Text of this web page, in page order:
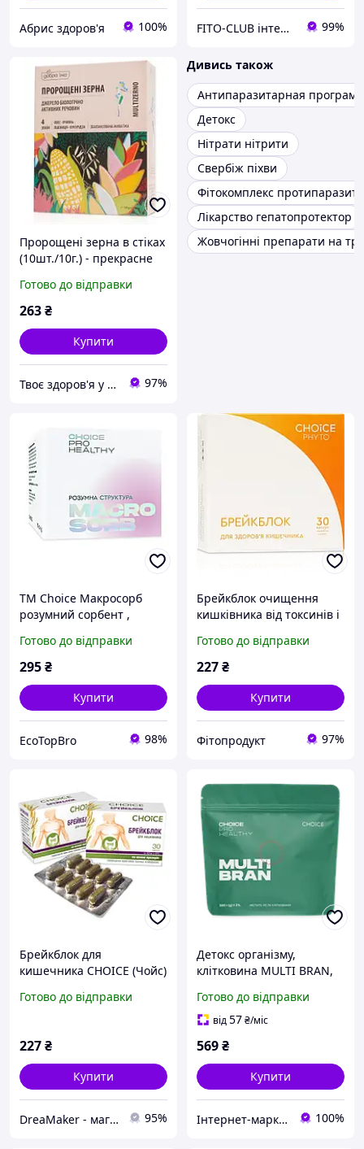
Абрис здоров'я 100% FITO-CLUB інтернет-магазин 99%
Пророщені зерна в стіках
(10шт./10г.) - прекрасне
корисних речовин.
Готово до відправки
263₴
Купити
Твоє здоров'я у твоїх руках! 97%
Дивись також
Антипаразитарная програма
Детокс
Нітрати нітрити
Свербіж піхви
Фітокомплекс
Лікарство гепатопротектор
Жовчогінні препарати на
ТМ Choice Макросорб
розумний сорбент ,
Готово до відправки
295₴
Купити
EcoTopBro 98%
Брейкблок очищення
кишківника від токсинів і
капсул CHOICE
Готово до відправки
227₴
Купити
Фітопродукт 97%
Брейкблок для
кишечника CHOICE (Чойс)
Готово до відправки
227₴
Купити
DreaMaker - магазин військових та інших товарів 95%
Детокс організму,
клітковина MULTI BRAN,
Готово до відправки
від57₴/міс
569₴
Купити
Інтернет-маркет "БіоЖиття" 100%